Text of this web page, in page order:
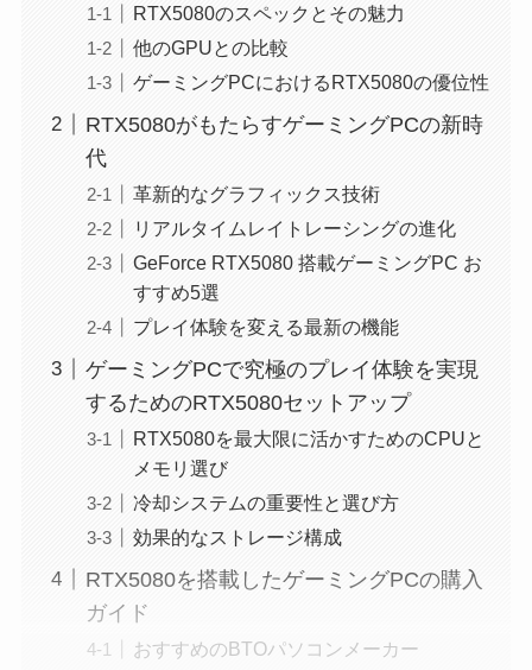
RTX5080のスペックとその魅力
他のGPUとの比較
ゲーミングPCにおけるRTX5080の優位性
RTX5080がもたらすゲーミングPCの新時
代
革新的なグラフィックス技術
リアルタイムレイトレーシングの進化
GeForce RTX5080 搭載ゲーミングPC お
すすめ5選
プレイ体験を変える最新の機能
ゲーミングPCで究極のプレイ体験を実現
するためのRTX5080セットアップ
RTX5080を最大限に活かすためのCPUと
メモリ選び
冷却システムの重要性と選び方
効果的なストレージ構成
RTX5080を搭載したゲーミングPCの購入
ガイド
おすすめのBTOパソコンメーカー